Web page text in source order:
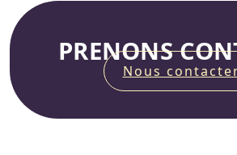
PRENONS
Nous